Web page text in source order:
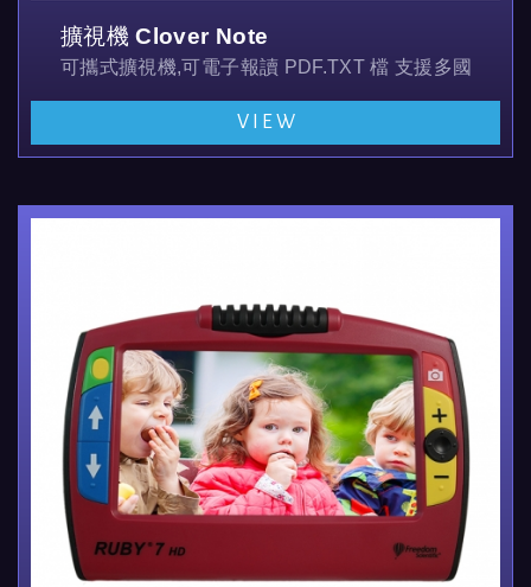
擴視機 Clover Note
可攜式擴視機,可電子報讀 PDF.TXT 檔 支援多國語言,
大螢幕重量輕方便攜帶,可看近,看遠,並可以自拍及整理
並可外接360度環景及書寫鏡頭 , 鏡頭解析度達...
VIEW